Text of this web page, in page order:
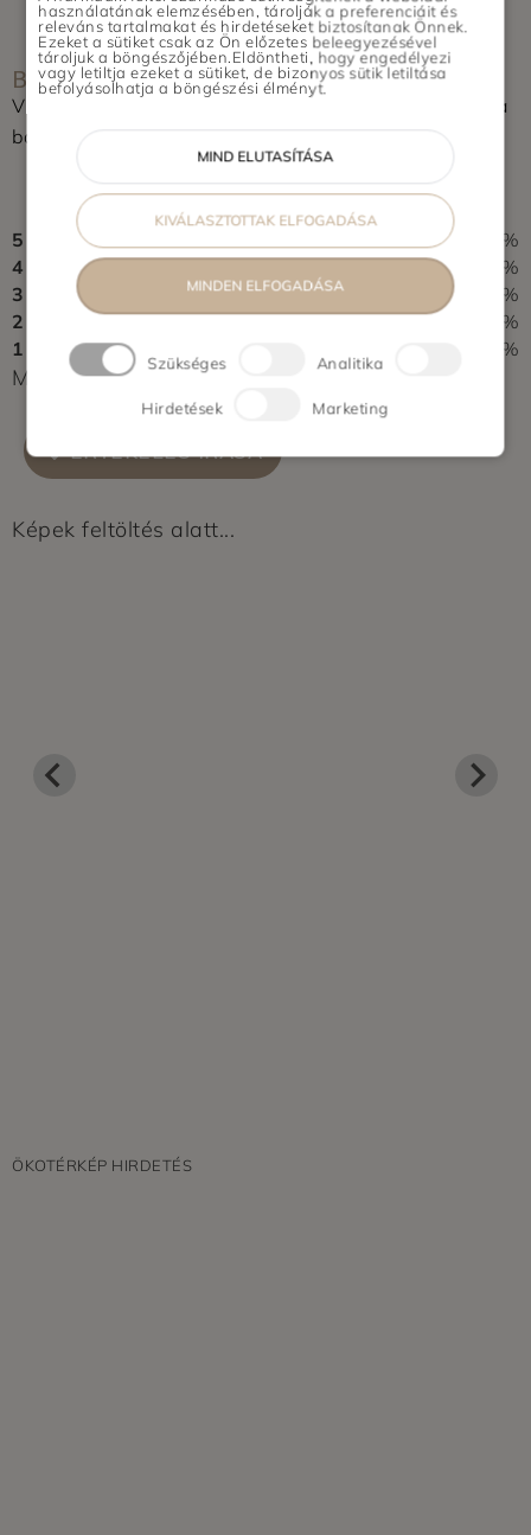
Halásztelek, Remeteszőlős, Budajenő
Vidék: Pécs, Szeged, Újszentiván,
Tiszasziget, Deszk, Debrecen, Nyíregyháza,
BOLT ÉRTÉKELÉSE
Vásároltál az üzletben? Segítsd a többieket, értékeld a
boltot és írj pár soros véleményt.
0 vélemény alapján
5
0%
4
0%
3
0%
2
0%
1
0%
Még nem érkezett értékelés. Légy Te az első!
ÉRTÉKELÉS ÍRÁSA
Képek feltöltés alatt...
ÖKOTÉRKÉP HIRDETÉS
használatának elemzésében, tárolják a preferenciáit és
releváns tartalmakat és hirdetéseket biztosítanak Önnek.
Ezeket a sütiket csak az Ön előzetes beleegyezésével
tároljuk a böngészőjében.Eldöntheti, hogy engedélyezi
vagy letiltja ezeket a sütiket, de bizonyos sütik letiltása
befolyásolhatja a böngészési élményt.
MIND ELUTASÍTÁSA
KIVÁLASZTOTTAK ELFOGADÁSA
MINDEN ELFOGADÁSA
Szükséges Analitika
Hirdetések Marketing